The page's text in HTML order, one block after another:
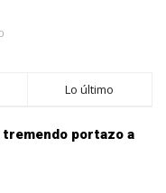
Lo último
tremendo portazo a